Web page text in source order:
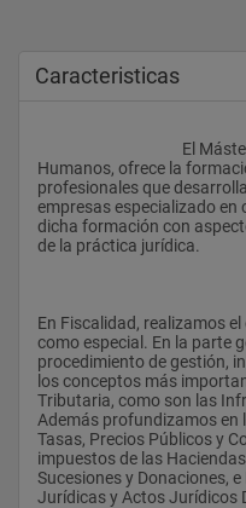
Caracteristicas
Humanos, ofrece la
profesionales que
empresas especializado
dicha formación con
de la práctica jurídica.
En Fiscalidad, realizamos
como especial. En la parte
procedimiento de gestión,
los conceptos más
Tributaria, como son las
Además profundizamos en
Tasas, Precios Públicos y
impuestos de las
Sucesiones y Donaciones,
Jurídicas y Actos Jurídicos